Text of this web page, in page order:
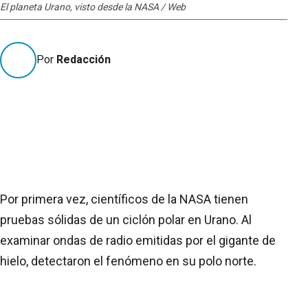
El planeta Urano, visto desde la NASA / Web
Por Redacción
Por primera vez, científicos de la NASA tienen
pruebas sólidas de un ciclón polar en Urano. Al
examinar ondas de radio emitidas por el gigante de
hielo, detectaron el fenómeno en su polo norte.